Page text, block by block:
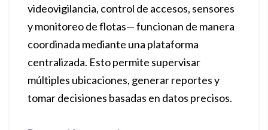
videovigilancia, control de accesos, sensores
y monitoreo de flotas— funcionan de manera
coordinada mediante una plataforma
centralizada. Esto permite supervisar
múltiples ubicaciones, generar reportes y
tomar decisiones basadas en datos precisos.